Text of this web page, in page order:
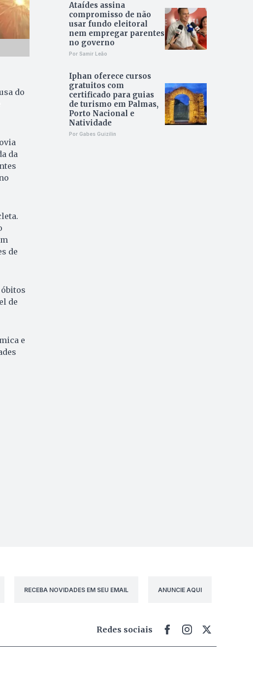
do
da
de
de
e
Ataídes assina
compromisso de não
usar fundo eleitoral
nem empregar parentes
no governo
Por Samir Leão
Iphan oferece cursos
gratuitos com
certificado para guias
de turismo em Palmas,
Porto Nacional e
Natividade
Por Gabes Guizilin
RECEBA NOVIDADES EM SEU EMAIL ANUNCIE AQUI
Redes sociais